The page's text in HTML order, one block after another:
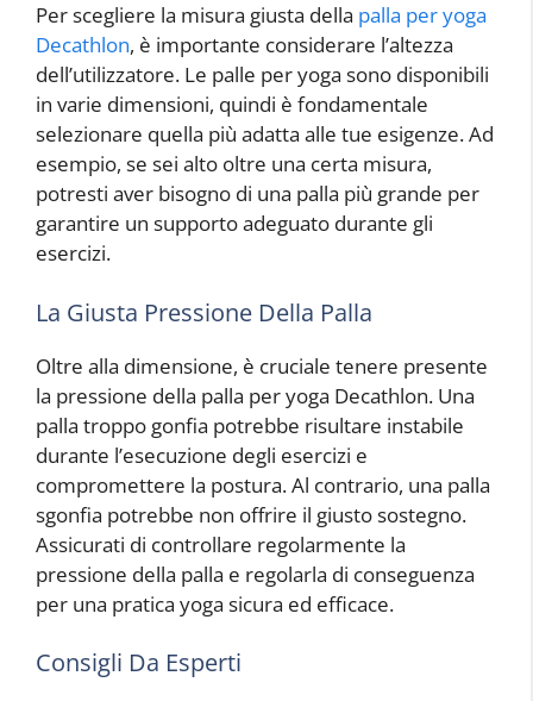
Per scegliere la misura giusta della palla per yoga
Decathlon, è importante considerare l’altezza
dell’utilizzatore. Le palle per yoga sono disponibili
in varie dimensioni, quindi è fondamentale
selezionare quella più adatta alle tue esigenze. Ad
esempio, se sei alto oltre una certa misura,
potresti aver bisogno di una palla più grande per
garantire un supporto adeguato durante gli
esercizi.
La Giusta Pressione Della Palla
Oltre alla dimensione, è cruciale tenere presente
la pressione della palla per yoga Decathlon. Una
palla troppo gonfia potrebbe risultare instabile
durante l’esecuzione degli esercizi e
compromettere la postura. Al contrario, una palla
sgonfia potrebbe non offrire il giusto sostegno.
Assicurati di controllare regolarmente la
pressione della palla e regolarla di conseguenza
per una pratica yoga sicura ed efficace.
Consigli Da Esperti